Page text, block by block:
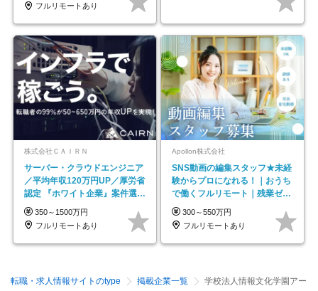
フルリモートあり
株式会社ＣＡＩＲＮ
サーバー・クラウドエンジニア
／平均年収120万円UP／厚労省
認定 『ホワイト企業』案件選択
制度／年休129日
350～1500万円
フルリモートあり
Apollon株式会社
SNS動画の編集スタッフ★未経
験からプロになれる！｜おうち
で働くフルリモート｜残業ゼロ
で18時退勤◎
300～550万円
フルリモートあり
転職・求人情報サイトのtype 掲載企業一覧 学校法人情報文化学園アー